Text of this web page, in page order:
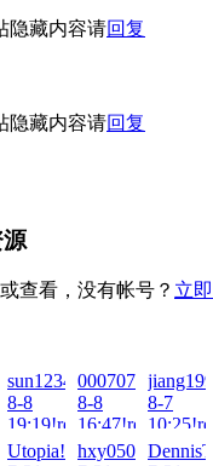
隐藏内容请回复
隐藏内容请回复
查看，没有帐号？ 立
sun123456789!zai!2026-
8-8
19:19!read!
8-8
16:47!read!
8-7
Utopia!zai!2026-